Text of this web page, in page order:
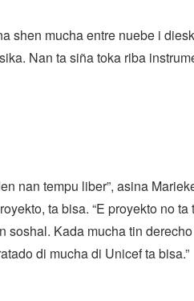
shen mucha entre nuebe i
Nan ta siña toka riba
nan tempu liber”, asina
ta bisa. “E proyekto no ta
soshal. Kada mucha tin
di mucha di Unicef ta bisa.”